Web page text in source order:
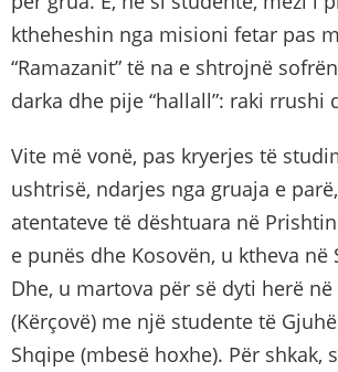
ktheheshin nga misioni fetar pas
“Ramazanit” të na e shtrojnë
darka dhe pije “hallall”: raki rrushi
Vite më vonë, pas kryerjes të
ushtrisë, ndarjes nga gruaja e
atentateve të dështuara në
e punës dhe Kosovën, u ktheva në
Dhe, u martova për së dyti herë në
(Kërçovë) me një studente të
Shqipe (mbesë hoxhe). Për shkak,